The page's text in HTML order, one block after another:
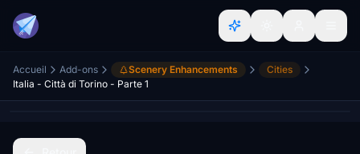
Accueil Add-ons Scenery Enhancements
Cities
Italia - Città di Torino - Parte 1